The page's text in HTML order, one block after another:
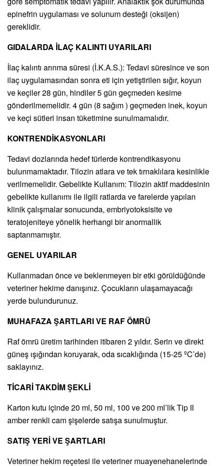
epinefrin uygulaması ve solunum desteği (oksijen)
gereklidir.
GIDALARDA İLAÇ KALINTI UYARILARI
İlaç kalıntı arınma süresi (İ.K.A.S.): Tedavi süresince ve son
ilaç uygulamasından sonra eti için yetiştirilen sığır, koyun
ve keçiler 28 gün, hindiler 5 gün geçmeden kesime
gönderilmemelidir. 4 gün (8 sağım ) geçmeden inek, koyun
ve keçi sütleri insan tüketimine sunulmamalıdır.
KONTRENDİKASYONLARI
Tedavi dozlarında hedef türlerde kontrendikasyonu
bulunmamaktadır. Tilozin atlara ve tek tırnaklılara kesinlikle
verilmemelidir. Gebelikte Kullanım: Tilozin aktif maddesinin
gebelikte kullanımı ile ilgili ratlarda ve farelerde yapılan
klinik çalışmalar sonucunda, embriyotoksisite ve
teratojeniteye yönelik herhangi bir anormallik
saptanmamıştır.
GENEL UYARILAR
Kullanmadan önce ve beklenmeyen bir etki görüldüğünde
veteriner hekime danışınız. Çocukların ulaşamayacağı
yerde bulundurunuz.
MUHAFAZA ŞARTLARI VE RAF ÖMRÜ
Raf ömrü üretim tarihinden itibaren 2 yıldır. Serin ve direkt
güneş ışığından koruyarak, oda sıcaklığında (15-25 ºC’de)
saklayınız.
TİCARİ TAKDİM ŞEKLİ
Karton kutu içinde 20 ml, 50 ml, 100 ve 200 ml’lik Tip II
amber renkli cam şişelerde satışa sunulmuştur.
SATIŞ YERİ VE ŞARTLARI
Veteriner hekim reçetesi ile veteriner muayenehanelerinde